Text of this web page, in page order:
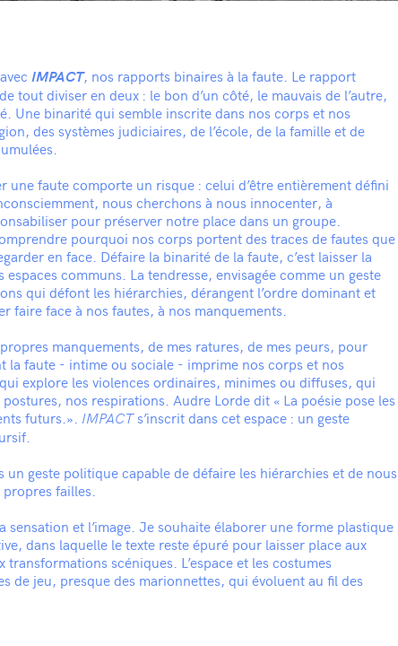
IMPACT, nos rapports binaires à la faute. Le rapport
tout diviser en deux : le bon d’un côté, le mauvais de l’autre,
Une binarité qui semble inscrite dans nos corps et nos
des systèmes judiciaires, de l’école, de la famille et de
une faute comporte un risque : celui d’être entièrement défini
nous cherchons à nous innocenter, à
pour préserver notre place dans un groupe.
pourquoi nos corps portent des traces de fautes que
en face. Défaire la binarité de la faute, c’est laisser la
communs. La tendresse, envisagée comme un geste
qui défont les hiérarchies, dérangent l’ordre dominant et
faire face à nos fautes, à nos manquements.
manquements, de mes ratures, de mes peurs, pour
la faute - intime ou sociale - imprime nos corps et nos
explore les violences ordinaires, minimes ou diffuses, qui
nos respirations. Audre Lorde dit « La poésie pose les
futurs.». IMPACTs’inscrit dans cet espace : un geste
un geste politique capable de défaire les hiérarchies et de nous
failles.
sensation et l’image. Je souhaite élaborer une forme plastique
dans laquelle le texte reste épuré pour laisser place aux
transformations scéniques. L’espace et les costumes
de jeu, presque des marionnettes, qui évoluent au fil des